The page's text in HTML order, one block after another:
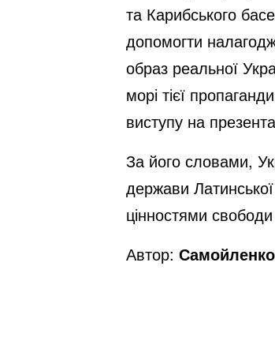
та Карибського
допомогти
образ реальної
морі тієї
виступу на
За його словами,
держави
цінностями
Автор: